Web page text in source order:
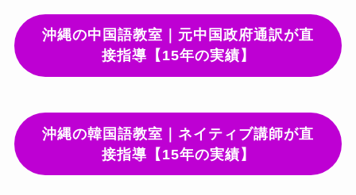
沖縄の中国語教室｜元中国政府通訳が直
接指導【15年の実績】
沖縄の韓国語教室｜ネイティブ講師が直
接指導【15年の実績】